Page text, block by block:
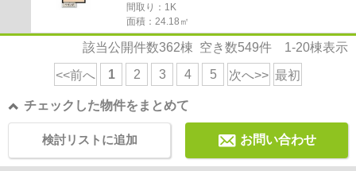
間取り：1K
面積：24.18㎡
該当公開件数362棟 空き数549件 1-20棟表示
<<前へ 1 2 3 4 5 次へ>> 最初
チェックした物件をまとめて
お問い合わせ
検討リストに追加